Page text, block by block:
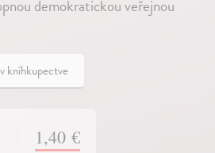
demokratickou veřejnou
kníhkupectve
1,40 €